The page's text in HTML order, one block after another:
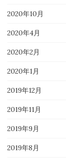
2020年10月
2020年4月
2020年2月
2020年1月
2019年12月
2019年11月
2019年9月
2019年8月